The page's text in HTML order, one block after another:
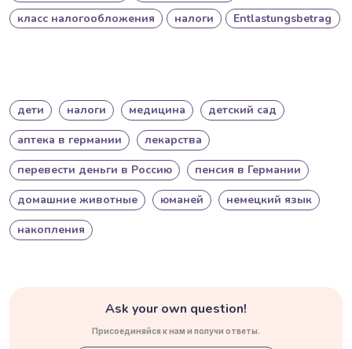
класс налогообложения
налоги Entlastungsbetrag
дети налоги медицина
детский сад
аптека в германии
лекарства
перевести деньги в Россию
пенсия в Германии
домашние животные
юманей
немецкий язык
накопления
Ask your own question!
Присоединяйся к нам и получи ответы.